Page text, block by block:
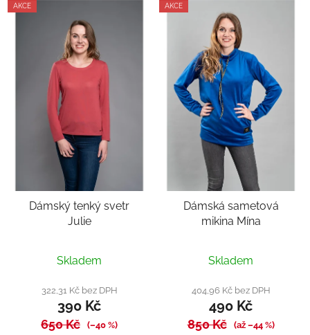
AKCE
Dámský tenký svetr
Julie
hodnocení
produktu
je
5,0
Skladem
322,31 Kč bez DPH
390 Kč
650 Kč (–40 %)
AKCE
Dámská sametová
mikina Mína
Skladem
404,96 Kč bez DPH
490 Kč
850 Kč (až –44 %)